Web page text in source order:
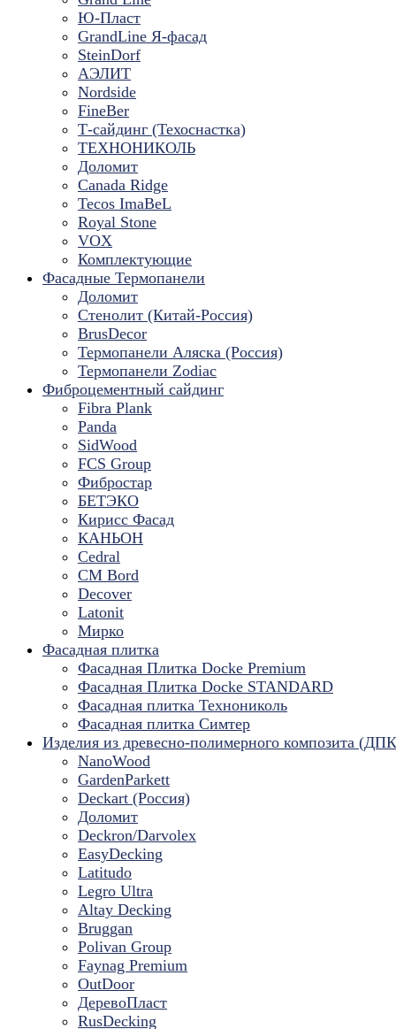
Ю-Пласт
GrandLine Я-фасад
SteinDorf
АЭЛИТ
Nordside
FineBer
Т-сайдинг (Техоснастка)
ТЕХНОНИКОЛЬ
Доломит
Canada Ridge
Tecos ImaBeL
Royal Stone
VOX
Комплектующие
Фасадные Термопанели
Доломит
Стенолит (Китай-Россия)
BrusDecor
Термопанели Аляска (Россия)
Термопанели Zodiac
Фиброцементный сайдинг
Fibra Plank
Panda
SidWood
FCS Group
Фибростар
БЕТЭКО
Кирисс Фасад
КАНЬОН
Cedral
CM Bord
Decover
Latonit
Мирко
Фасадная плитка
Фасадная Плитка Docke Premium
Фасадная Плитка Docke STANDARD
Фасадная плитка Технониколь
Фасадная плитка Симтер
Изделия из древесно-полимерного композита
NanoWood
GardenParkett
Deckart (Россия)
Доломит
Deckron/Darvolex
EasyDecking
Latitudo
Legro Ultra
Altay Decking
Bruggan
Polivan Group
Faynag Premium
OutDoor
ДеревоПласт
RusDecking